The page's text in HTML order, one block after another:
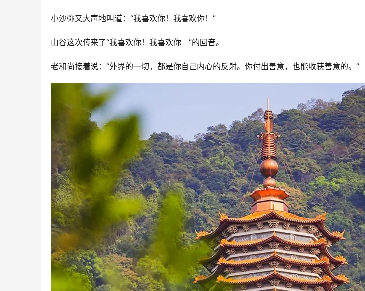
小沙弥又大声地叫道：“我喜欢你！我喜欢你！”
山谷这次传来了“我喜欢你！我喜欢你！”的回音。
老和尚接着说：“外界的一切，都是你自己内心的反射。你付出善意，也能收获善意的。”